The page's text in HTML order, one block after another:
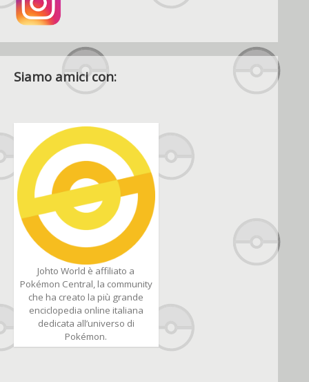
Siamo amici con:
Johto World è affiliato a
Pokémon Central, la community
che ha creato la più grande
enciclopedia online italiana
dedicata all’universo di
Pokémon.